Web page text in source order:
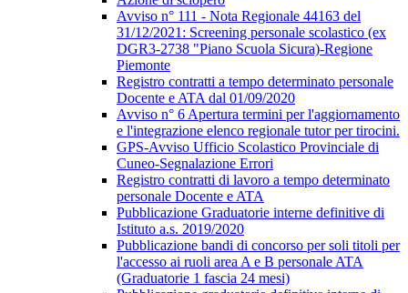
Avviso n° 111 - Nota Regionale 44163 del
31/12/2021: Screening personale scolastico (ex
DGR3-2738 "Piano Scuola Sicura)-Regione
Piemonte
Registro contratti a tempo determinato personale
Docente e ATA dal 01/09/2020
Avviso n° 6 Apertura termini per l'aggiornamento
e l'integrazione elenco regionale tutor per tirocini.
GPS-Avviso Ufficio Scolastico Provinciale di
Cuneo-Segnalazione Errori
Registro contratti di lavoro a tempo determinato
personale Docente e ATA
Pubblicazione Graduatorie interne definitive di
Istituto a.s. 2019/2020
Pubblicazione bandi di concorso per soli titoli per
l'accesso ai ruoli area A e B personale ATA
(Graduatorie 1 fascia 24 mesi)